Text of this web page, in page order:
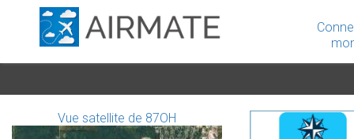
Vue satellite de 87OH